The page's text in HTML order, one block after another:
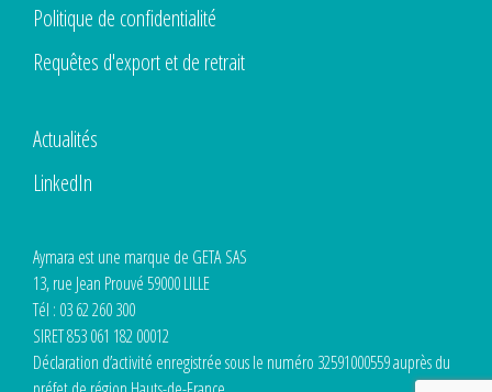
Politique de confidentialité
Requêtes d'export et de retrait
Actualités
LinkedIn
Aymara est une marque de GETA SAS
13, rue Jean Prouvé 59000 LILLE
Tél : 03 62 260 300
SIRET 853 061 182 00012
Déclaration d’activité enregistrée sous le numéro 32591000559 auprès du